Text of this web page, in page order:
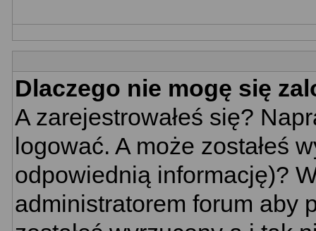
Dlaczego nie mogę się
A zarejestrowałeś się?
logować. A może zostałeś
odpowiednią informację)?
administratorem forum aby